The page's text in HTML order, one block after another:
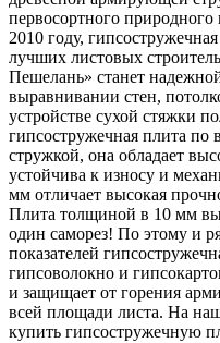
первосортного природного
2010 году,
лучших листовых
Пешелань» станет
выравнивании стен,
устройстве сухой стяжки
гипсостружечная плита по
стружкой, она обладает
устойчива к износу и
мм отличает высокая
Плита толщиной в 10 мм
один саморез! По этому и
показателей
гипсоволокно и
и защищает от горения
всей площади листа. На
купить гипсостружечную